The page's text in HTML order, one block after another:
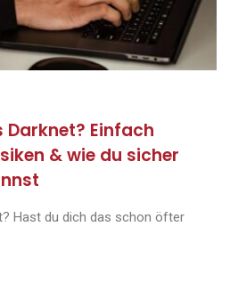
Darknet? Einfach
& wie du sicher
Hast du dich das schon öfter